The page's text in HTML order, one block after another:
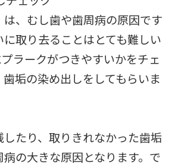
、むし歯や歯周病の原因です
に取り去ることはとても難しい
ラークがつきやすいかをチェ
歯垢の染め出しをしてもらいま
たり、取りきれなかった歯垢
の大きな原因となります。 で